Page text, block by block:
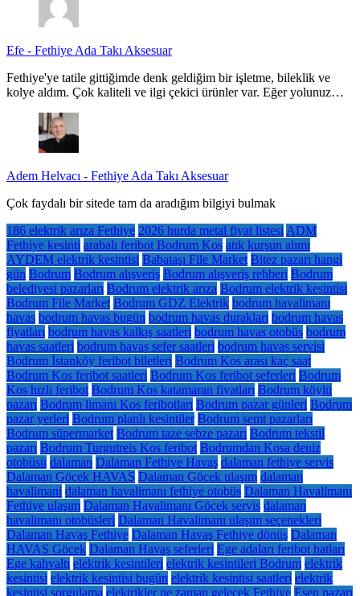
Efe - Fethiye Ada Takı Aksesuar
Fethiye'ye tatile gittiğimde denk geldiğim bir işletme, bileklik ve
kolye aldım. Çok kaliteli ve ilgi çekici ürünler var. Eğer yolunuz…
Adem Helvacı - Fethiye Ada Takı Aksesuar
Çok faydalı bir sitede tam da aradığım bilgiyi bulmak
186 elektrik arıza Fethiye 2026 hurda metal fiyat listesi ADM
Fethiye kesinti arabalı feribot Bodrum Kos atık kurşun alımı
AYDEM elektrik kesintisi Babataşı File Market Bitez pazarı hangi
gün Bodrum Bodrum alışveriş Bodrum alışveriş rehberi Bodrum
belediyesi pazarları Bodrum elektrik arıza Bodrum elektrik kesintisi
Bodrum File Market Bodrum GDZ Elektrik bodrum havalimanı
havas bodrum havas bugün bodrum havas durakları bodrum havas
fiyatları bodrum havas kalkış saatleri bodrum havas otobüs bodrum
havas saatleri bodrum havaş sefer saatleri bodrum havas servisi
Bodrum İstanköy feribot biletleri Bodrum Kos arası kaç saat
Bodrum Kos feribot saatleri Bodrum Kos feribot seferleri Bodrum
Kos hızlı feribot Bodrum Kos katamaran fiyatları Bodrum köylü
pazarı Bodrum limanı Kos feribotları Bodrum pazar günleri Bodrum
pazar yerleri Bodrum planlı kesintiler Bodrum semt pazarları
Bodrum süpermarket Bodrum taze sebze pazarı Bodrum tekstil
pazarı Bodrum Turgutreis Kos feribot Bodrumdan Kosa deniz
otobüsü dalaman Dalaman Fethiye Havaş dalaman fethiye servis
Dalaman Göcek HAVAŞ Dalaman Göcek ulaşım dalaman
havalimani dalaman havalimanı fethiye otobüs Dalaman Havalimanı
Fethiye ulaşım Dalaman Havalimanı Göcek servis dalaman
havalimanı otobüsleri Dalaman Havalimanı ulaşım seçenekleri
Dalaman Havaş Fethiye Dalaman Havaş Fethiye dönüş Dalaman
HAVAŞ Göcek Dalaman Havaş seferleri Ege adaları feribot hatları
Ege kahvaltı elektrik kesintileri elektrik kesintileri Bodrum elektrik
kesintisi elektrik kesintisi bugün elektrik kesintisi saatleri elektrik
kesintisi sorgulama elektrikler ne zaman gelecek Fethiye Eşen pazarı